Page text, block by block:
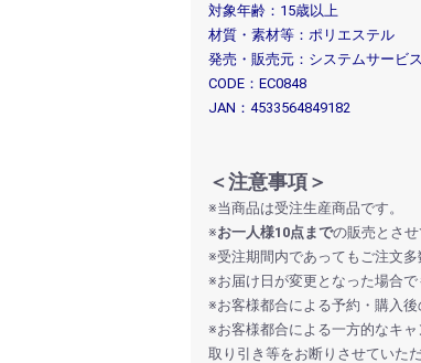
お買い物を続ける
対象年齢：15歳以上
材質・素材等：ポリエステル
発売・販売元：システムサービ
CODE：EC0848
JAN：4533564849182
＜注意事項＞
※当商品は受注生産商品です。
※お一人様10点までの販売とさせ
※受注期間内であってもご注文
※お届け日が変更となった場合で
※お客様都合による予約・購入
※お客様都合による一方的なキ
取り引き等をお断りさせていた